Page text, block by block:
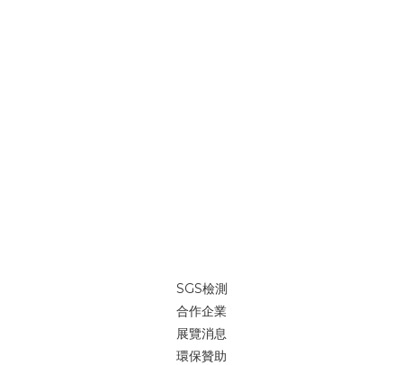
SGS檢測
合作企業
展覽消息
環保贊助